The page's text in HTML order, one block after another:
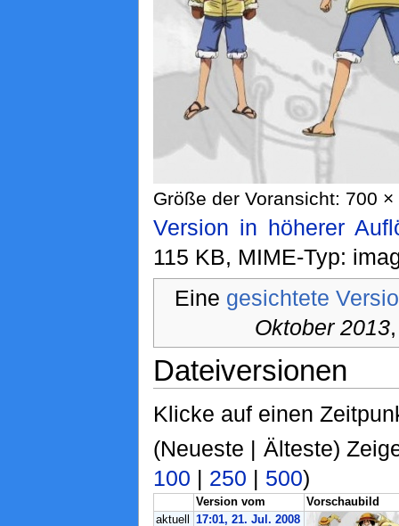
Größe der Voransicht: 700
Version in höherer
115 KB, MIME-Typ:
Eine gesichtete
Oktober 2013
Dateiversionen
Klicke auf einen
(Neueste | Älteste)
100 | 250 | 500)
Version vom
Vorschaubild
aktuell
17:01, 21. Jul. 2008